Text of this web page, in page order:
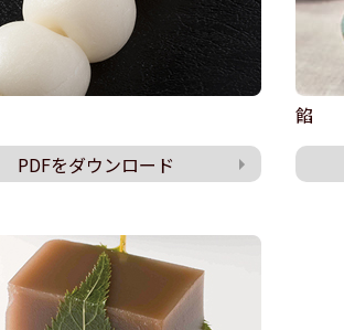
PDFをダウンロード
餡